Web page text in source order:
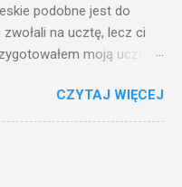
podobne jest do
na ucztę, lecz ci
moją ucztę:
Na to król uniósł się
sługom: Uczta
na ucztę wszystkich,
I sala zapełniła się
CZYTAJ WIĘCEJ